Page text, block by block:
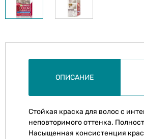
ОПИСАНИЕ
Стойкая краска для волос с
неповторимого оттенка.
Насыщенная консистенция